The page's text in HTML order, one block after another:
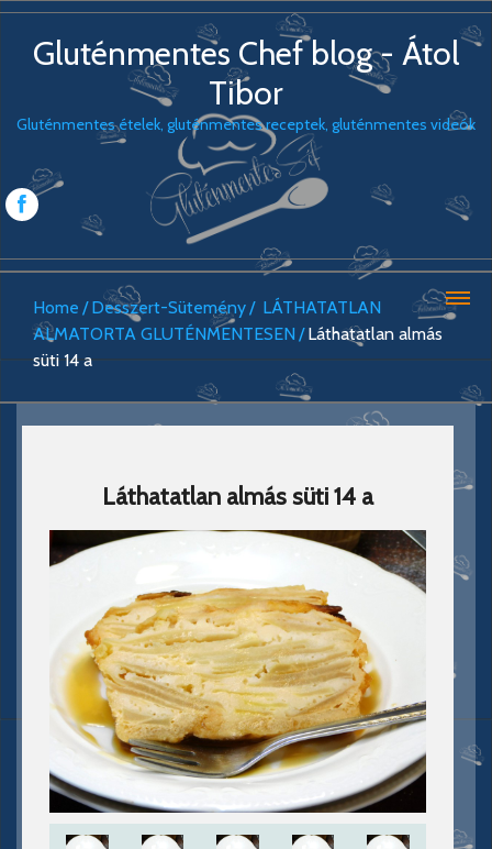
Gluténmentes Chef blog - Átol
Tibor
Gluténmentes ételek, gluténmentes receptek, gluténmentes videók
Home Desszert-Sütemény
LÁTHATATLAN
ALMATORTA GLUTÉNMENTESEN
Láthatatlan almás
süti 14 a
Láthatatlan almás süti 14 a